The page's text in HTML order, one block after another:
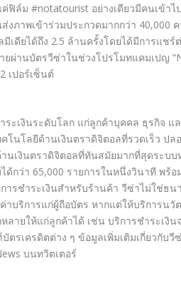
ฟิล์ม #notatourist อย่างเดียวมีคนเข้าไ
งภาพเข้าร่วมประกวดมากกว่า 40,000
เดียได้ถึง 2.5 ล้านครั้งโดยได้มีการแชร์
ผ่านบัตรวีซ่าในช่วงโปรโมทแคมเปญ
เปอร์เซ็นต์
ะเงินระดับโลก แก่ลูกค้าบุคคล ธุรกิจ แ
โนโลยีด้านเงินตราดิจิตอลที่รวดเร็ว ปล
นเงินตราดิจิตอลที่ทันสมัยมากที่สุดระบ
กว่า 65,000 รายการในหนึ่งวินาที พร้
รชำระเงินสำหรับร้านค้า วีซ่าไม่ใช่ธน
าบริการแก่ผู้ถือบัตร หากแต่ให้บริการนวั
ลายให้แก่ลูกค้าได้ เช่น บริการชำระเงิน
รเครดิตต่าง ๆ ข้อมูลเพิ่มเติมเกี่ยวกับวี
บนทวิตเตอร์